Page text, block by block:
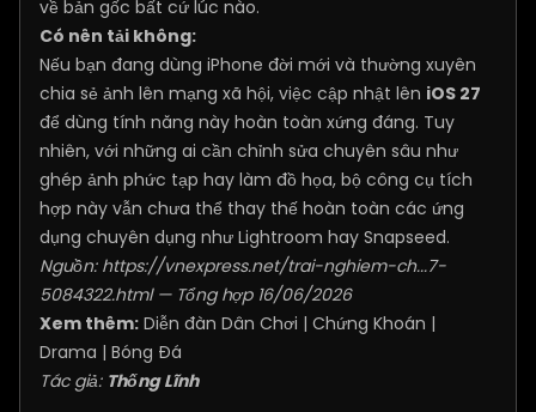
về bản gốc bất cứ lúc nào.
Có nên tải không:
Nếu bạn đang dùng iPhone đời mới và thường xuyên
chia sẻ ảnh lên mạng xã hội, việc cập nhật lên iOS 27
để dùng tính năng này hoàn toàn xứng đáng. Tuy
nhiên, với những ai cần chỉnh sửa chuyên sâu như
ghép ảnh phức tạp hay làm đồ họa, bộ công cụ tích
hợp này vẫn chưa thể thay thế hoàn toàn các ứng
dụng chuyên dụng như Lightroom hay Snapseed.
Nguồn: https://vnexpress.net/trai-nghiem-ch...7-
5084322.html— Tổng hợp 16/06/2026
Xem thêm: Diễn đàn Dân Chơi | Chứng Khoán |
Drama | Bóng Đá
Tác giả: Thống Lĩnh